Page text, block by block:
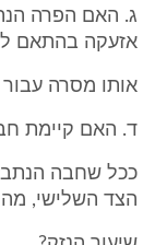
אזעקה בהתאם
אותו מסרה
ד. האם קיימת
הצד השלישי, מה